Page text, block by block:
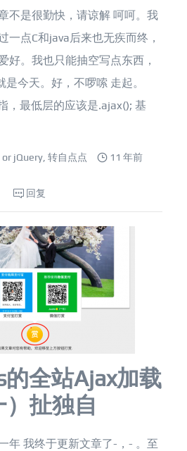
不是很勤快，请谅解 呵呵。我
一点C和java后来也无疾而终，
好。我也只能抽空写点东西，
今天。好，不啰嗦 走起。
，最低层的应该是.ajax(); 基
or jQuery ,转自点点 11 年前
回复
的全站Ajax加载
）扯独自
年 我终于更新文章了-，- 。至